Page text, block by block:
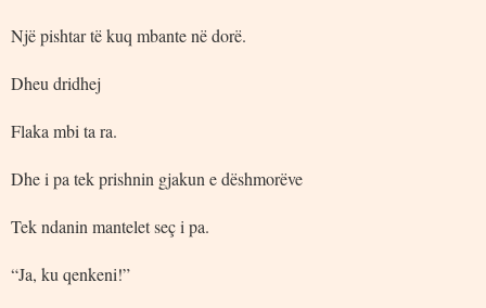
Një pishtar të kuq mbante në dorë.
Dheu dridhej
Flaka mbi ta ra.
Dhe i pa tek prishnin gjakun e dëshmorëve
Tek ndanin mantelet seç i pa.
“Ja, ku qenkeni!”